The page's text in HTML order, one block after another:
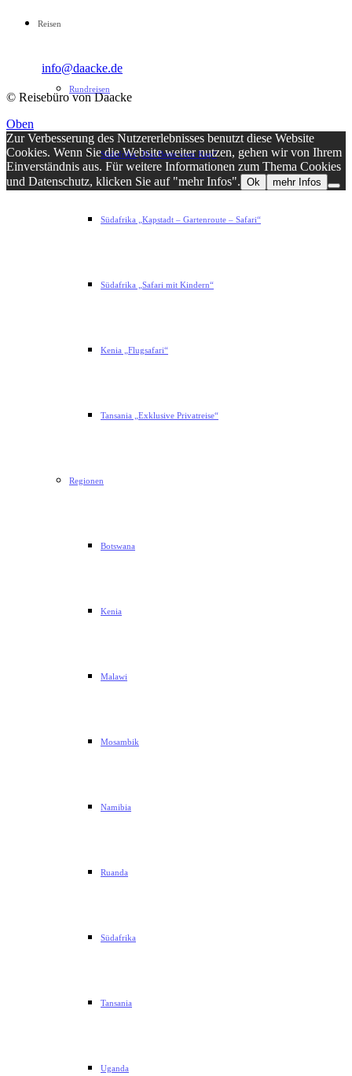
Reisen
Rundreisen
Südafrika „Das Beste vom Kap“
Südafrika „Kapstadt – Gartenroute – Safari“
Südafrika „Safari mit Kindern“
Kenia „Flugsafari“
Tansania „Exklusive Privatreise“
Regionen
Botswana
Kenia
Malawi
Mosambik
Namibia
Ruanda
Südafrika
Tansania
Uganda
Telefon: 040 82 27 72 14
info@daacke.de
© Reisebüro von Daacke
Oben
Zur Verbesserung des Nutzererlebnisses benutzt diese Website
Cookies. Wenn Sie die Website weiter nutzen, gehen wir von Ihrem
Einverständnis aus. Für weitere Informationen zum Thema Cookies
und Datenschutz, klicken Sie auf "mehr Infos". Ok mehr Infos